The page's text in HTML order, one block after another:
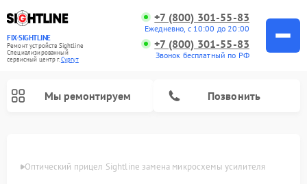
FIX-SIGHTLINE
Ремонт устройств Sightline
Специализированный
cервисный центр г.Сургут
+7 (800) 301-55-83
Ежедневно, с 10:00 до 20:00
+7 (800) 301-55-83
Звонок бесплатный по РФ
Мы ремонтируем Позвонить
Оптический прицел Sightline замена микросхемы усилителя